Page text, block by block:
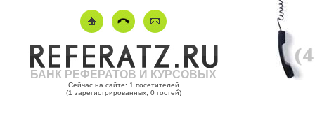
БАНК РЕФЕРАТОВ И КУРСОВЫХ
Сейчас на сайте: 1 посетителей
(1 зарегистрированных, 0 гостей)